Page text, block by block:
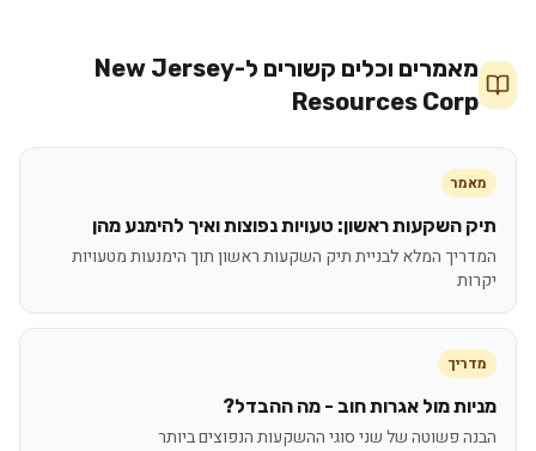
מאמרים וכלים קשורים ל-New Jersey
Resources Corp
מאמר
תיק השקעות ראשון: טעויות נפוצות ואיך להימנע מהן
המדריך המלא לבניית תיק השקעות ראשון תוך הימנעות מטעויות
יקרות
מדריך
מניות מול אגרות חוב - מה ההבדל?
הבנה פשוטה של שני סוגי ההשקעות הנפוצים ביותר